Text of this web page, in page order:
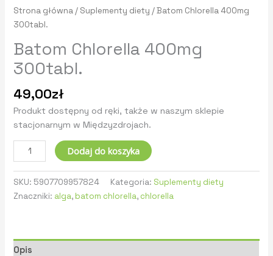
Strona główna / Suplementy diety / Batom Chlorella 400mg
300tabl.
Batom Chlorella 400mg
300tabl.
49,00zł
Produkt dostępny od ręki, także w naszym sklepie
stacjonarnym w Międzyzdrojach.
Dodaj do koszyka
SKU: 5907709957824 Kategoria: Suplementy diety
Znaczniki: alga, batom chlorella, chlorella
Opis